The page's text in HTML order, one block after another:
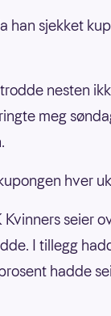
han sjekket
nesten
meg
hver
seier
I tillegg
hadde